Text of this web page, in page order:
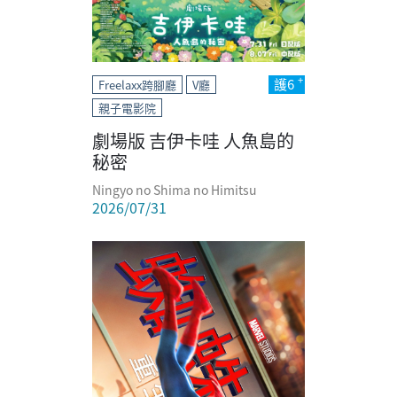
Freelaxx跨腳廳
V廳
親子電影院
護6
劇場版 吉伊卡哇 人魚島的
秘密
Ningyo no Shima no Himitsu
2026/07/31